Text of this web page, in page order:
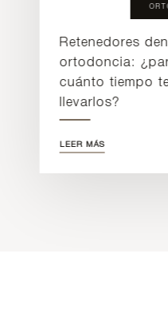
Retenedores
ortodoncia:
cuánto tiempo
llevarlos?
LEER MÁS